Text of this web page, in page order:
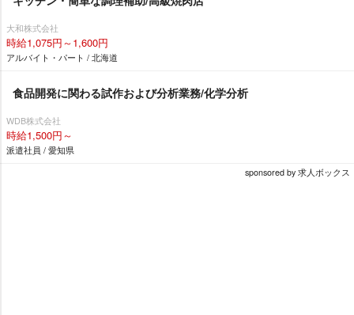
大和株式会社
時給1,075円～1,600円
アルバイト・パート / 北海道
食品開発に関わる試作および分析業務/化学分析
WDB株式会社
時給1,500円～
派遣社員 / 愛知県
sponsored by 求人ボックス